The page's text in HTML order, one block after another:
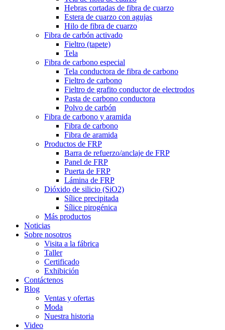
Hebras cortadas de fibra de cuarzo
Estera de cuarzo con agujas
Hilo de fibra de cuarzo
Fibra de carbón activado
Fieltro (tapete)
Tela
Fibra de carbono especial
Tela conductora de fibra de carbono
Fieltro de carbono
Fieltro de grafito conductor de electrodos
Pasta de carbono conductora
Polvo de carbón
Fibra de carbono y aramida
Fibra de carbono
Fibra de aramida
Productos de FRP
Barra de refuerzo/anclaje de FRP
Panel de FRP
Puerta de FRP
Lámina de FRP
Dióxido de silicio (SiO2)
Sílice precipitada
Sílice pirogénica
Más productos
Noticias
Sobre nosotros
Visita a la fábrica
Taller
Certificado
Exhibición
Contáctenos
Blog
Ventas y ofertas
Moda
Nuestra historia
Video